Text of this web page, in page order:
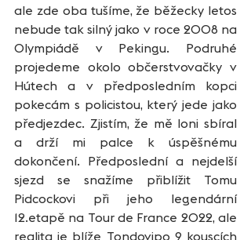
ale zde oba tušíme, že běžecky letos
nebude tak silný jako v roce 2008 na
Olympiádě v Pekingu. Podruhé
projedeme okolo občerstvovačky v
Hútech a v předposledním kopci
pokecám s policistou, který jede jako
předjezdec. Zjistím, že mě loni sbíral
a drží mi palce k úspěšnému
dokončení. Předposlední a nejdelší
sjezd se snažíme přiblížit Tomu
Pidcockovi při jeho legendární
12.etapě na Tour de France 2022, ale
realita je blíže Tondovipo 9 kouscích